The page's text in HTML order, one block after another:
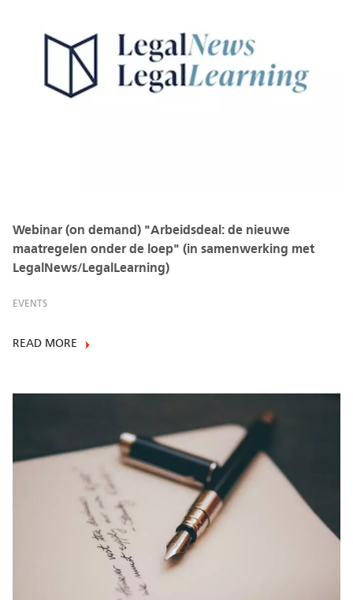
Webinar (on demand) "Arbeidsdeal: de nieuwe
maatregelen onder de loep" (in samenwerking met
LegalNews/LegalLearning)
EVENTS
READ MORE